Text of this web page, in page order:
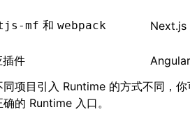
mf 和 webpack
Next.js
件
Angular
项目引入 Runtime 的方式不同，你
的 Runtime 入口。